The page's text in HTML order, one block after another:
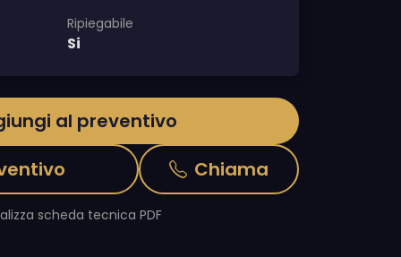
Ripiegabile
Si
al preventivo
Chiama
scheda tecnica PDF